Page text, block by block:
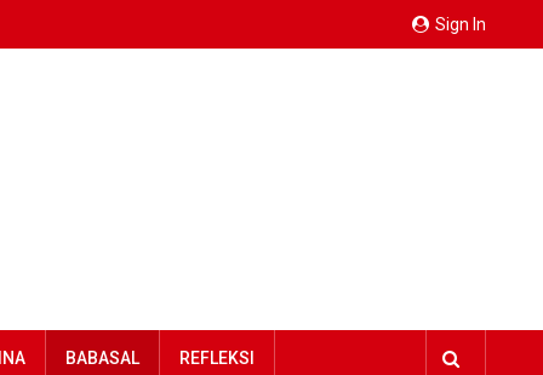
Sign In
BABASAL REFLEKSI